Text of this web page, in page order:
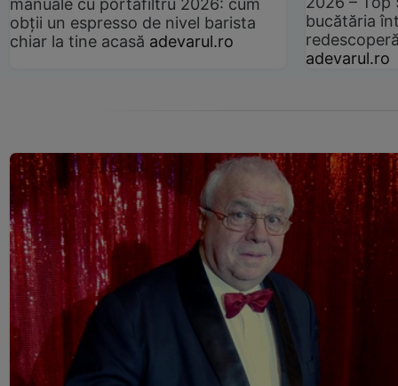
manuale cu portafiltru 2026: cum
obții un espresso de nivel barista
chiar la tine acasă adevarul.ro
bucătăria
adevarul.ro